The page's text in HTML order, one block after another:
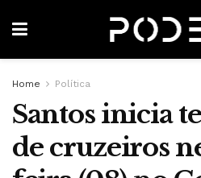
Home Política
Santos inicia
de cruzeiros